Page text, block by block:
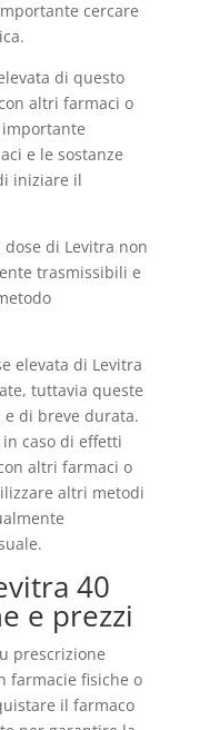
cercare
di questo
altri farmaci o
e le sostanze
iniziare il
di Levitra non
trasmissibili e
elevata di Levitra
tuttavia queste
di breve durata.
caso di effetti
altri farmaci o
altri metodi
40
e prezzi
prescrizione
farmacie fisiche o
il farmaco